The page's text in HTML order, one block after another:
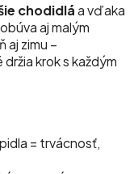
chodidláa vďaka
aj malým
aj zimu –
krok s každým
= trvácnosť,